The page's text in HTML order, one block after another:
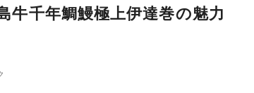
千年鯛鰻極上伊達巻の魅力